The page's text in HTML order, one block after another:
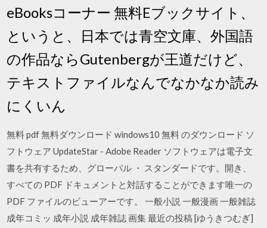
eBooksコーナー 無料Eブックサイト、
というと、日本では青空文庫、外国語
の作品ならGutenbergが王道だけど、
テキストファイルなんでなかなか読み
にくいん
無料 pdf 無料ダウンロード windows10 無料 のダウンロード ソ
フトウェア UpdateStar - Adobe Reader ソフトウェアは電子文
書を共有するため、グローバル ・ スタンダードです。開き、
すべての PDF ドキュメントと対話することができます唯一の
PDF ファイルのビューアーです。 一般小説 一般漫画 一般雑誌
成年コミッ 成年小説 成年雑誌 画集 最近の投稿 [ゆうきつむぎ]